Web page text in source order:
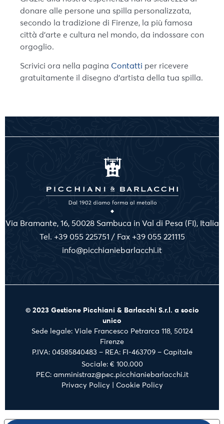
donare alle persone una spilla personalizzata,
secondo la tradizione di Firenze, la più famosa
città d’arte e cultura nel mondo, da indossare con
orgoglio.
Scrivici ora nella pagina Contatti per ricevere
gratuitamente il disegno d’artista della tua spilla.
Via Bramante, 16, 50028 Sambuca in Val di Pesa (FI), Italia
Tel. +39 055 225751 / Fax +39 055 221115
info@picchianiebarlacchi.it
© 2023 Gestione Picchiani & Barlacchi S.r.l. a socio
unico
Sede legale: Viale Francesco Petrarca 118, 50124
Firenze
P.IVA: 04585840483 – REA: FI-463709 – Capitale
Sociale: € 100.000
PEC: amministraz@pec.picchianiebarlacchi.it
Privacy Policy
Cookie Policy